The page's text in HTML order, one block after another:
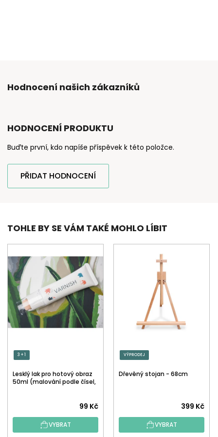
Hodnocení našich zákazníků
HODNOCENÍ PRODUKTU
Buďte první, kdo napíše příspěvek k této položce.
PŘIDAT HODNOCENÍ
TOHLE BY SE VÁM TAKÉ MOHLO LÍBIT
3 + 1
Lesklý lak pro hotový obraz
50ml (malování podle čísel,
hodnocení
produktu
99 Kč
VYBRAT
VÝPRODEJ
Dřevěný stojan - 68cm
399 Kč
VYBRAT